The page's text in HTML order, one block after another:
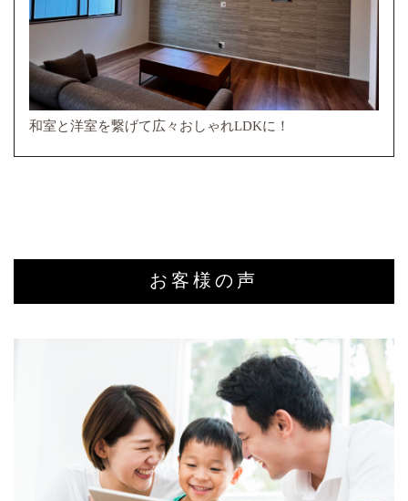
和室と洋室を繋げて広々おしゃれLDKに！
お客様の声